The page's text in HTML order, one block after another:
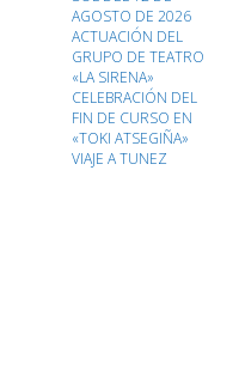
AGOSTO DE 2026
ACTUACIÓN DEL
GRUPO DE TEATRO
«LA SIRENA»
CELEBRACIÓN DEL
FIN DE CURSO EN
«TOKI ATSEGIÑA»
VIAJE A TUNEZ